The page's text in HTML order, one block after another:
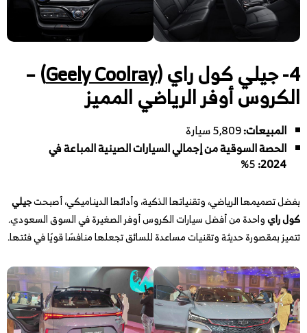
4- جيلي كول راي ( Geely Coolray
) –
الكروس أوفر الرياضي المميز
المبيعات:
الحصة السوقية من إجمالي السيارات الصينية المباعة في
2024
:
بفضل تصميمها الرياضي، وتقنياتها الذكية، وأدائها الديناميكي، أصبحتجيلي
كول رايواحدة من أفضل سيارات الكروس أوفر الصغيرة في السوق السعودي.
تتميز بمقصورة حديثة وتقنيات مساعدة للسائق تجعلها منافسًا قويًا في فئتها.